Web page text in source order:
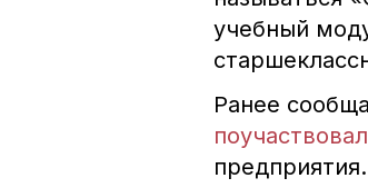
учебный
Ранее
поучаствовал